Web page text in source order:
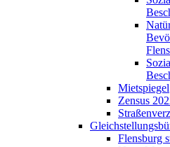
Mietspiegel
Zensus
Flensburg